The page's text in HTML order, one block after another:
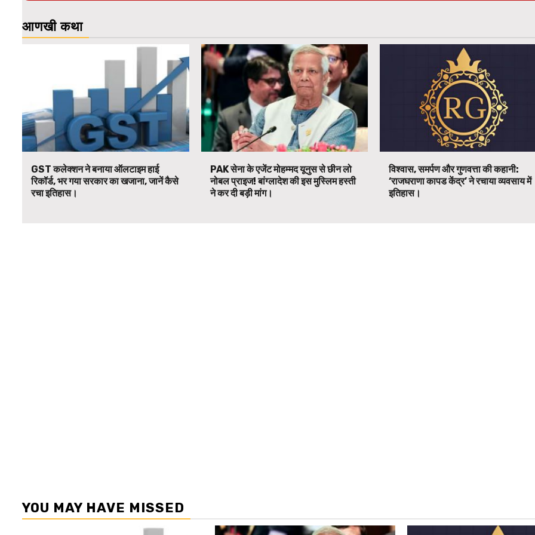
आणखी कथा
GST कलेक्शन ने बनाया ऑलटाइम हाई
रिकॉर्ड, भर गया सरकार का खजाना, जानें कैसे
रचा इतिहास।
PAK सेना के एजेंट मोहम्मद यूनुस से छीन लो
नोबल प्राइज! बांग्लादेश की इस मुस्लिम हस्ती
ने कर दी बड़ी मांग।
विश्वास, समर्पण और गुणवत्ता की कहानी:
‘राजघराणा कापड केंद्र’ ने रचाया व्यवसाय में
इतिहास।
YOU MAY HAVE MISSED